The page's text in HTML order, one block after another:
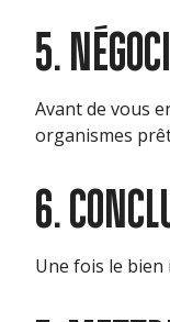
5.
Avant de vous
organismes
6.
Une fois le bien